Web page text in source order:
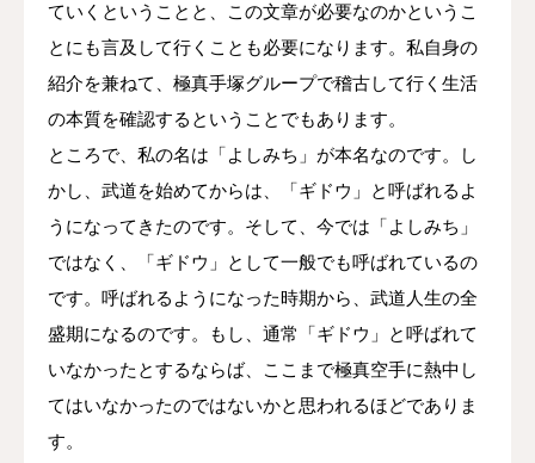
ていくということと、この文章が必要なのかというこ
とにも言及して行くことも必要になります。私自身の
紹介を兼ねて、極真手塚グループで稽古して行く生活
の本質を確認するということでもあります。
ところで、私の名は「よしみち」が本名なのです。し
かし、武道を始めてからは、「ギドウ」と呼ばれるよ
うになってきたのです。そして、今では「よしみち」
ではなく、「ギドウ」として一般でも呼ばれているの
です。呼ばれるようになった時期から、武道人生の全
盛期になるのです。もし、通常「ギドウ」と呼ばれて
いなかったとするならば、ここまで極真空手に熱中し
てはいなかったのではないかと思われるほどでありま
す。